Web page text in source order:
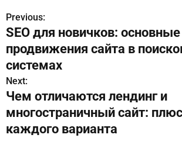
Н
а
в
и
г
а
Previous:
SEO для новичков:
продвижения сайта в
системах
Next:
Чем отличаются лендинг и
многостраничный сайт:
каждого варианта